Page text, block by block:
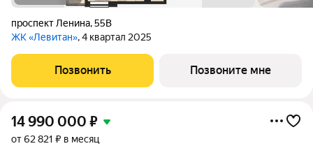
проспект Ленина,55В
ЖК «Левитан», 4 квартал 2025
Позвонить Позвоните мне
14 990 000 ₽
от 62 821 ₽ в месяц